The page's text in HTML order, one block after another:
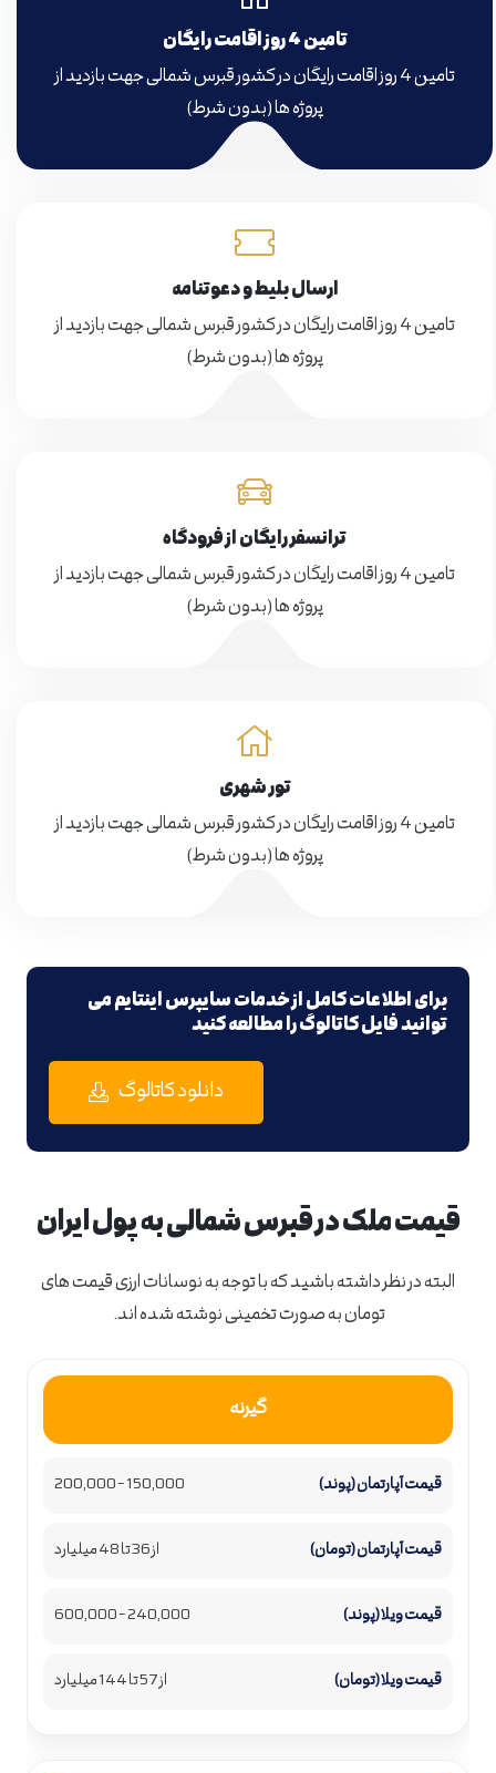
تامین 4 روز اقامت رایگان
تامین 4 روز اقامت رایگان در کشور قبرس شمالی جهت بازدید از
پروژه ها (بدون شرط)
ارسال بلیط و دعوتنامه
تامین 4 روز اقامت رایگان در کشور قبرس شمالی جهت بازدید از
پروژه ها (بدون شرط)
ترانسفر رایگان از فرودگاه
تامین 4 روز اقامت رایگان در کشور قبرس شمالی جهت بازدید از
پروژه ها (بدون شرط)
تور شهری
تامین 4 روز اقامت رایگان در کشور قبرس شمالی جهت بازدید از
پروژه ها (بدون شرط)
برای اطلاعات کامل از خدمات سایپرس اینتایم می
توانید فایل کاتالوگ را مطالعه کنید
دانلود کاتالوگ
قیمت ملک در قبرس شمالی به پول ایران
البته در نظر داشته باشید که با توجه به نوسانات ارزی قیمت های
تومان به صورت تخمینی نوشته شده اند.
گیرنه
150,000 – 200,000
از 36 تا 48 میلیارد
240,000 – 600,000
از 57 تا 144 میلیارد